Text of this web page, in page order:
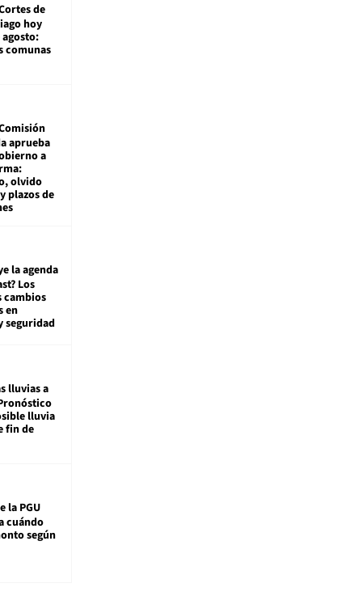
de
hoy
agosto:
comunas
aprueba
a
olvido
plazos de
la agenda
Los
cambios
en
seguridad
lluvias a
lluvia
fin de
la PGU
cuándo
según